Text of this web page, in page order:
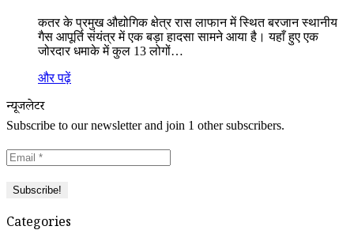
कतर के प्रमुख औद्योगिक क्षेत्र रास लाफान में स्थित बरजान स्थानीय
गैस आपूर्ति संयंत्र में एक बड़ा हादसा सामने आया है। यहाँ हुए एक
जोरदार धमाके में कुल 13 लोगों…
और पढ़ें
न्यूजलेटर
Subscribe to our newsletter and join 1 other subscribers.
Categories